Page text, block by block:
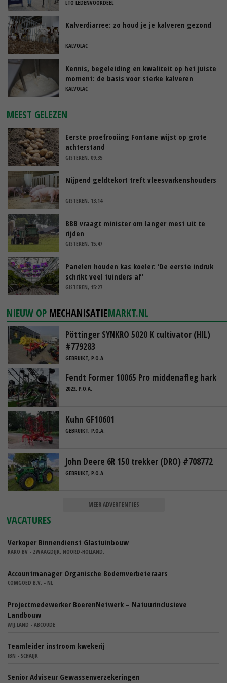
LTO LEDENVOORDEEL
Kalverdiarree: zo houd je je kalveren gezond
KALVOLAC
Kennis, begeleiding en kwaliteit op het juiste
moment: de basis voor sterke kalveren
KALVOLAC
MEEST GELEZEN
Eerste proefrooiing Fontane wijst op grote
achterstand
GISTEREN, 09:35
Nijpend geldtekort treft vleesvarkenshouders
GISTEREN, 13:14
BBB vraagt minister om langer mest uit te
rijden
GISTEREN, 15:47
Panelen houden kas koeler: ‘De eerste indruk
schrikt veel tuinders af’
GISTEREN, 15:27
NIEUW OP MECHANISATIEMARKT.NL
Pöttinger SYNKRO 5020 K cultivator (HIL)
#779283
GEBRUIKT, P.O.A.
Fendt Former 10065 Pro middenafleg hark
2023, P.O.A.
Kuhn GF10601
GEBRUIKT, P.O.A.
John Deere 6R 150 trekker (DRO) #708772
GEBRUIKT, P.O.A.
MEER ADVERTENTIES
VACATURES
Verkoper Binnendienst Glastuinbouw
KARO BV - ZWAAGDIJK, NOORD-HOLLAND,
Accountmanager Organische Bodemverbeteraars
COMGOED B.V. - NL
Projectmedewerker BoerenNetwerk – Natuurinclusieve
Landbouw
WIJ.LAND - ABCOUDE
Teamleider instroom kwekerij
IBN - SCHAIJK
Senior Adviseur Gewassenverzekeringen